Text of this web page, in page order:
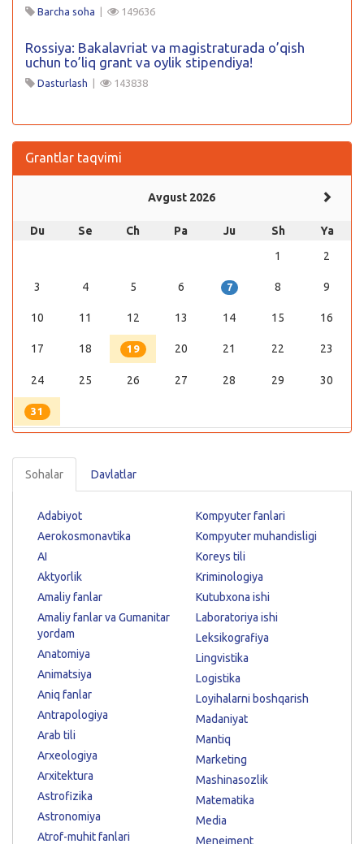
Barcha soha | 149636
Rossiya: Bakalavriat va magistraturada o’qish
uchun to’liq grant va oylik stipendiya!
Dasturlash | 143838
Grantlar taqvimi
Avgust 2026
Du Se Ch Pa Ju Sh
Ya
1
2
3 4 5 6 7 8 9
10 11 12 13 14 15 16
17 18 19 20 21 22 23
24 25 26 27 28 29 30
31
Sohalar Davlatlar
Adabiyot
Aerokosmonavtika
AI
Aktyorlik
Amaliy fanlar
Amaliy fanlar va Gumanitar
yordam
Anatomiya
Animatsiya
Aniq fanlar
Antrapologiya
Arab tili
Arxeologiya
Arxitektura
Astrofizika
Astronomiya
Atrof-muhit fanlari
Kompyuter fanlari
Kompyuter muhandisligi
Koreys tili
Kriminologiya
Kutubxona ishi
Laboratoriya ishi
Leksikografiya
Lingvistika
Logistika
Loyihalarni boshqarish
Madaniyat
Mantiq
Marketing
Mashinasozlik
Matematika
Media
Menejment